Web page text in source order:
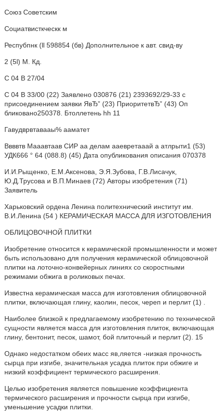
Союз Советским
Социатвисткческк м
Респубпнк (ll 598854 (бв) Дополнительное к авт. свид-ву
2 (5l) М. Кд.
С 04 В 27/04
С 04 В 33/00 (22) Заявлено 030876 (21) 2393692/29-33 с
присоединением заявки ЯвЂ” (23) ПриоритетвЂ” (43) Оп
бликовано250378. Бтоллетень hh 11
Гавудврвтавааы% ааматет
Ввввтв Мааавтаав СИР аа делам ааевретааай а атлрыти1 (53)
УДК666 ° 64 (088.8) (45) Дата опубликования описания 070378
И.И.Рыщенко, Е.М.Аксенова, Э.Я.Зубова, Г.В.Лисачук,
Ю.Д.Трусова и В.П.Минаев (72) Авторы изобретения (71)
Заявитель
Харьковский ордена Ленина политехнический институт им.
В.И.Ленина (54 ) КЕРАМИЧЕСКАЯ МАССА ДЛЯ ИЗГОТОВЛЕНИЯ
ОБЛИЦОВОЧНОЙ ПЛИТКИ
Изобретение относится к керамической промышленности и может
быть использовано для получения керамической облицовочной
плитки на лоточно-конвейерных линиях со скоростными
режимами обжига в роликовых печах.
Известна керамическая масса для изготовления облицовочной
плитки, включающая глину, каолин, песок, череп и перлит (1) .
Наиболее близкой к предлагаемому изобретению по технической
сущности является масса для изготовления плиток, включающая
глину, бентонит, песок, шамот, бой плиточный и перлит (2). 15
Однако недостатком обеих масс яв,ляется -низкая прочность
сырца при изгибе, значительная усадка плиток при обжиге и
низкий коэффициент термического расширения.
Целью изобретения является повышение коэффициента
термического расширения и прочности сырца при изгибе,
уменьшение усадки плитки.